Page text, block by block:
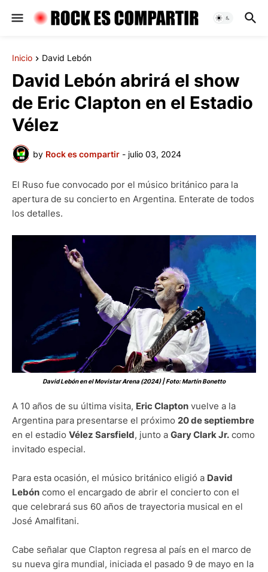
Inicio David Lebón
David Lebón abrirá el show
de Eric Clapton en el Estadio
Vélez
by Rock es compartir - julio 03, 2024
El Ruso fue convocado por el músico británico para la
apertura de su concierto en Argentina. Enterate de todos
los detalles.
David Lebón en el Movistar Arena (2024) | Foto: Martín Bonetto
A 10 años de su última visita, Eric Clapton vuelve a la
Argentina para presentarse el próximo 20 de septiembre
en el estadio Vélez Sarsfield, junto a Gary Clark Jr. como
invitado especial.
Para esta ocasión, el músico británico eligió a David
Lebón como el encargado de abrir el concierto con el
que celebrará sus 60 años de trayectoria musical en el
José Amalfitani.
Cabe señalar que Clapton regresa al país en el marco de
su nueva gira mundial, iniciada el pasado 9 de mayo en la